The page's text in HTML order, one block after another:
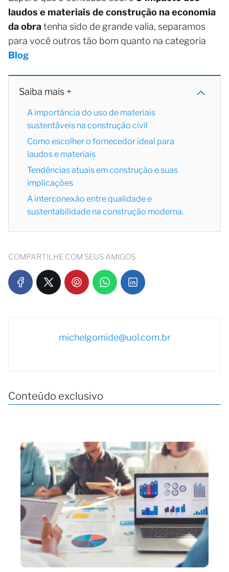
laudos e materiais de construção na economia
da obratenha sido de grande valia, separamos
para você outros tão bom quanto na categoria
Blog
Saiba mais +
A importância do uso de materiais
sustentáveis na construção civil
Como escolher o fornecedor ideal para
laudos e materiais
Tendências atuais em construção e suas
implicações
A interconexão entre qualidade e
sustentabilidade na construção moderna.
COMPARTILHE COM SEUS AMIGOS
michelgomide@uol.com.br
Conteúdo exclusivo